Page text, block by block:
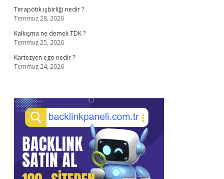
Terapötik işbirliği nedir ?
Temmuz 28, 2026
Kalkışma ne demek TDK ?
Temmuz 25, 2026
Kartezyen ego nedir ?
Temmuz 24, 2026